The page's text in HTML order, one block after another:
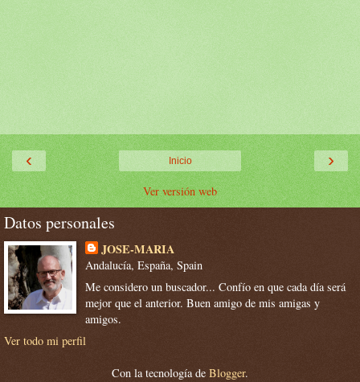
‹ ›
Inicio
Ver versión web
Datos personales
JOSE-MARIA
Andalucía, España, Spain
Me considero un buscador... Confío en que cada día será
mejor que el anterior. Buen amigo de mis amigas y
amigos.
Ver todo mi perfil
Con la tecnología de Blogger.